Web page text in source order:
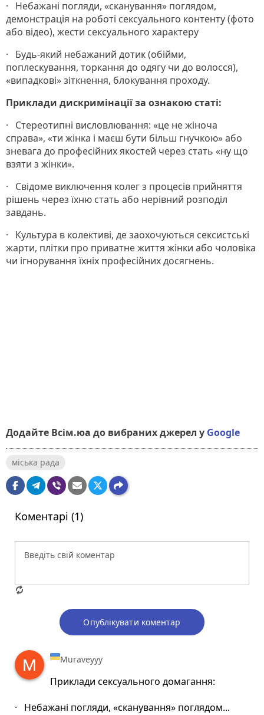
· Небажані погляди, «сканування» поглядом,
демонстрація на роботі сексуального контенту (фото
або відео), жести сексуального характеру
· Будь-який небажаний дотик (обійми,
поплескування, торкання до одягу чи до волосся),
«випадкові» зіткнення, блокування проходу.
Приклади дискримінації за ознакою статі:
· Стереотипні висловлювання: «це не жіноча
справа», «ти жінка і маєш бути більш гнучкою» або
зневага до професійних якостей через стать «ну що
взяти з жінки».
· Свідоме виключення колег з процесів прийняття
рішень через їхню стать або нерівний розподіл
завдань.
· Культура в колективі, де заохочуються сексистські
жарти, плітки про приватне життя жінки або чоловіка
чи ігнорування їхніх професійних досягнень.
Додайте Всім.юа до вибраних джерел у Google
міська рада
Коментарі (1)
Опублікувати коментар
Muraveyyy
Приклади сексуального домагання:
· Небажані погляди, «сканування» поглядом...